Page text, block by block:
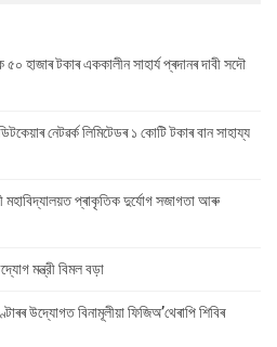
হাজাৰ টকাৰ এককালীন সাহাৰ্য প্ৰদানৰ দাবী সদৌ
নেটৱৰ্ক লিমিটেডৰ ১ কোটি টকাৰ বান সাহায্য
প্ৰাকৃতিক দুৰ্যোগ সজাগতা আৰু
মন্ত্রী বিমল বড়া
উদ্যোগত বিনামূলীয়া ফিজিঅ’থেৰাপি শিবিৰ